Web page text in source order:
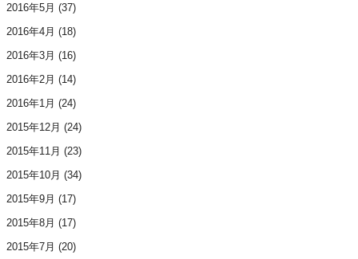
2016年5月 (37)
2016年4月 (18)
2016年3月 (16)
2016年2月 (14)
2016年1月 (24)
2015年12月 (24)
2015年11月 (23)
2015年10月 (34)
2015年9月 (17)
2015年8月 (17)
2015年7月 (20)